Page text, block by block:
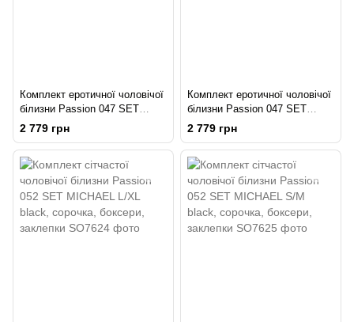
Комплект еротичної чоловічої
білизни Passion 047 SET
JOHN S/M Black, труси,
портупея
2 779 грн
Комплект еротичної чоловічої
білизни Passion 047 SET
JOHN XXL/XXXL Black, труси,
портупея
2 779 грн